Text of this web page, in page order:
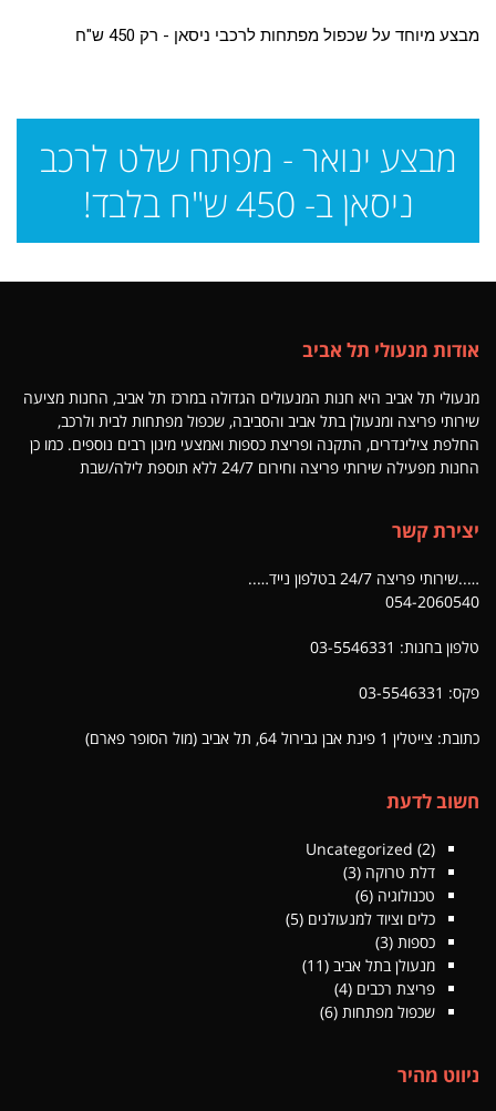
מבצע מיוחד על שכפול מפתחות לרכבי ניסאן - רק 450 ש"ח
מבצע ינואר - מפתח שלט לרכב
ניסאן ב- 450 ש"ח בלבד!
אודות מנעולי תל אביב
מנעולי תל אביב היא חנות המנעולים הגדולה במרכז תל אביב, החנות מציעה
שירותי פריצה ומנעולן בתל אביב והסביבה, שכפול מפתחות לבית ולרכב,
החלפת צילינדרים, התקנה ופריצת כספות ואמצעי מיגון רבים נוספים. כמו כן
החנות מפעילה שירותי פריצה וחירום 24/7 ללא תוספת לילה/שבת
יצירת קשר
…..שירותי פריצה 24/7 בטלפון נייד…..
054-2060540
טלפון בחנות: 03-5546331
פקס: 03-5546331
כתובת: צייטלין 1 פינת אבן גבירול 64, תל אביב (מול הסופר פארם)
חשוב לדעת
Uncategorized (2)
דלת טרוקה (3)
טכנולוגיה (6)
כלים וציוד למנעולנים (5)
כספות (3)
מנעולן בתל אביב (11)
פריצת רכבים (4)
שכפול מפתחות (6)
ניווט מהיר